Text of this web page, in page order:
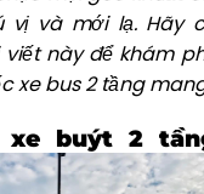
vị và mới lạ. Hãy
này để khám
xe bus 2 tầng
buýt 2